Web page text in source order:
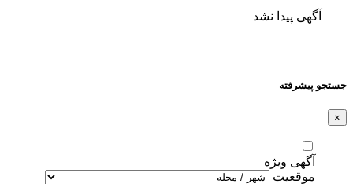
آگهی پیدا نشد
جستجو پیشرفته
×
آگهی ویژه
موقعیت